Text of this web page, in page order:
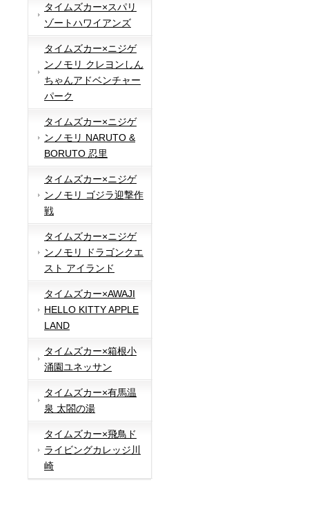
タイムズカー×スパリ
ゾートハワイアンズ
タイムズカー×ニジゲ
ンノモリ クレヨンしん
ちゃんアドベンチャー
パーク
タイムズカー×ニジゲ
ンノモリ NARUTO &
BORUTO 忍里
タイムズカー×ニジゲ
ンノモリ ゴジラ迎撃作
戦
タイムズカー×ニジゲ
ンノモリ ドラゴンクエ
スト アイランド
タイムズカー×AWAJI
HELLO KITTY APPLE
LAND
タイムズカー×箱根小
涌園ユネッサン
タイムズカー×有馬温
泉 太閤の湯
タイムズカー×飛鳥ド
ライビングカレッジ川
崎